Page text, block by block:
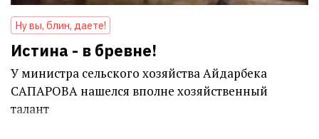
Ну вы, блин, даете!
Истина - в бревне!
У министра сельского хозяйства Айдарбека
САПАРОВА нашелся вполне хозяйственный
талант